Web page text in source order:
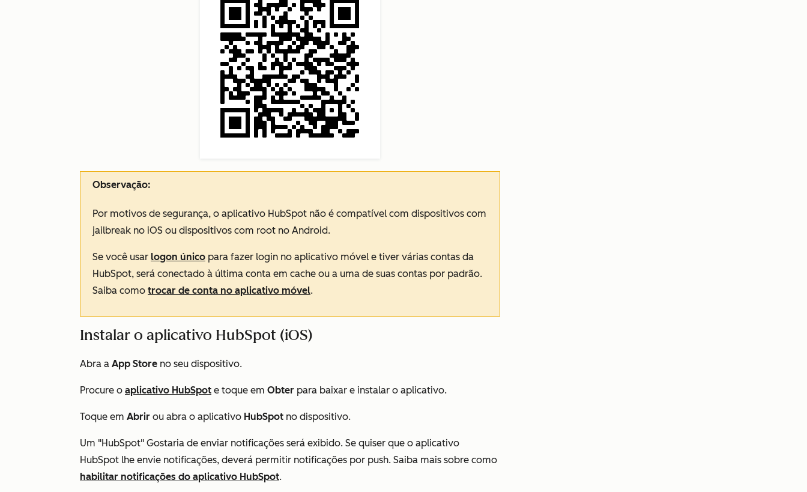
Observação:
Por motivos de segurança, o aplicativo HubSpot não é compatível com dispositivos com
jailbreak no iOS ou dispositivos com root no Android.
Se você usar logon único para fazer login no aplicativo móvel e tiver várias contas da
HubSpot, será conectado à última conta em cache ou a uma de suas contas por padrão.
Saiba como trocar de conta no aplicativo móvel.
Instalar o aplicativo HubSpot (iOS)
Abra a App Store no seu dispositivo.
Procure o aplicativo HubSpot e toque em Obter para baixar e instalar o aplicativo.
Toque em Abrir ou abra o aplicativo HubSpot no dispositivo.
Um "HubSpot" Gostaria de enviar notificações será exibido. Se quiser que o aplicativo
HubSpot lhe envie notificações, deverá permitir notificações por push. Saiba mais sobre como
habilitar notificações do aplicativo HubSpot.